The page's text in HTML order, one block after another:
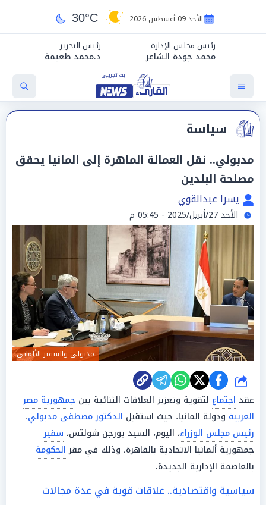
الأحد 09 أغسطس 2026 30°C
رئيس مجلس الإدارة
محمد جودة الشاعر
رئيس التحرير
د.محمد طعيمة
سياسة
مدبولي.. نقل العمالة الماهرة إلى المانيا يحقق
مصلحة البلدين
يسرا عبدالقوي
الأحد 27/أبريل/2025 - 05:45 م
مدبولي والسفير الألماني
شارك
عقد اجتماع لتقوية وتعزيز العلاقات الثنائية بين جمهورية مصر
العربية ودولة المانيا، حيث استقبل الدكتور مصطفى مدبولي،
رئيس مجلس الوزراء، اليوم، السيد يورجن شولتس، سفير
جمهورية ألمانيا الاتحادية بالقاهرة، وذلك في مقرالحكومة
بالعاصمة الإدارية الجديدة.
سياسية واقتصادية.. علاقات قوية في عدة مجالات